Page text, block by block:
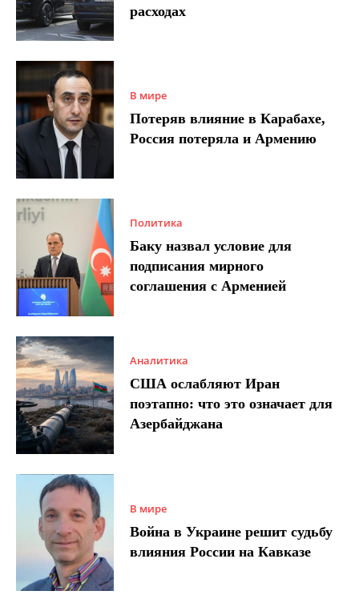
расходах
В мире
Потеряв влияние в Карабахе,
Россия потеряла и Армению
Политика
Баку назвал условие для
подписания мирного
соглашения с Арменией
Аналитика
США ослабляют Иран
поэтапно: что это означает для
Азербайджана
В мире
Война в Украине решит судьбу
влияния России на Кавказе